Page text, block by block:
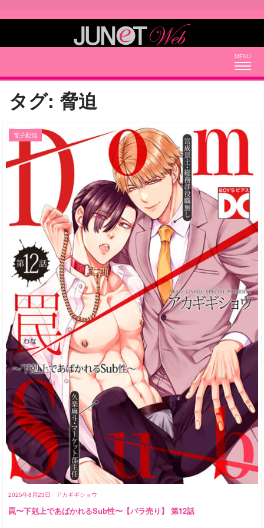
タグ: 脅迫
2025年8月23日 アカギギショウ
電子配信
罠〜下剋上であばかれるSub性〜【バラ売り】 第12話